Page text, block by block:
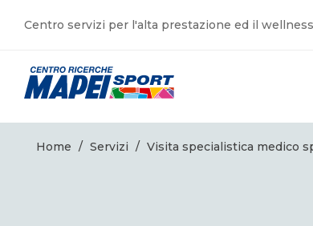
Centro servizi per l'alta prestazione ed il
Home / Servizi / Visita specialistica medico